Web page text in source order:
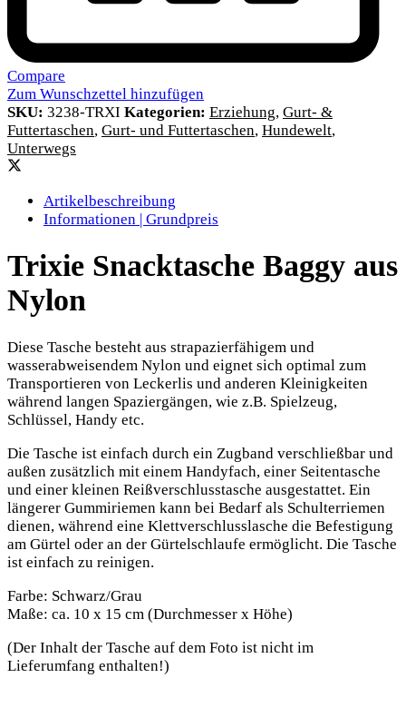
Compare
Zum Wunschzettel hinzufügen
SKU: 3238-TRXI Kategorien: Erziehung, Gurt- &
Futtertaschen, Gurt- und Futtertaschen, Hundewelt,
Unterwegs
Artikelbeschreibung
Informationen | Grundpreis
Trixie Snacktasche Baggy aus
Nylon
Diese Tasche besteht aus strapazierfähigem und
wasserabweisendem Nylon und eignet sich optimal zum
Transportieren von Leckerlis und anderen Kleinigkeiten
während langen Spaziergängen, wie z.B. Spielzeug,
Schlüssel, Handy etc.
Die Tasche ist einfach durch ein Zugband verschließbar und
außen zusätzlich mit einem Handyfach, einer Seitentasche
und einer kleinen Reißverschlusstasche ausgestattet. Ein
längerer Gummiriemen kann bei Bedarf als Schulterriemen
dienen, während eine Klettverschlusslasche die Befestigung
am Gürtel oder an der Gürtelschlaufe ermöglicht. Die Tasche
ist einfach zu reinigen.
Farbe: Schwarz/Grau
Maße: ca. 10 x 15 cm (Durchmesser x Höhe)
(Der Inhalt der Tasche auf dem Foto ist nicht im
Lieferumfang enthalten!)